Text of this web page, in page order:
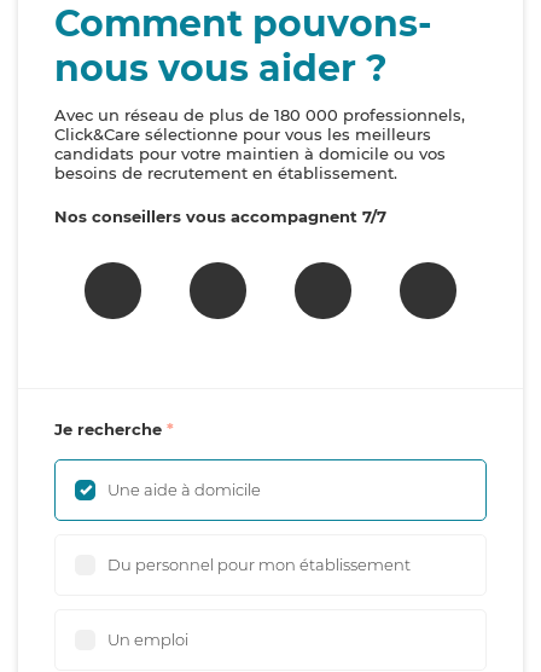
Comment pouvons-
nous vous aider ?
Avec un réseau de plus de 180 000 professionnels,
Click&Care sélectionne pour vous les meilleurs
candidats pour votre maintien à domicile ou vos
besoins de recrutement en établissement.
Nos conseillers vous accompagnent 7/7
Je recherche
Une aide à domicile
Du personnel pour mon établissement
Un emploi